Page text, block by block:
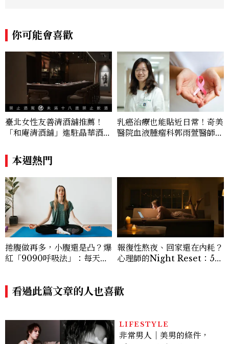
你可能會喜歡
臺北女性友善清酒舖推薦！
「和庵清酒舖」進駐晶華酒
180元起輕鬆微醺
乳癌治療也能貼近日常！奇美
醫院血液腫瘤科郭雨萱醫師分
本週熱門
捲腹做再多，小腹還是凸？爆
紅「9090呼吸法」：每天躺
報復性熬夜、回家還在內耗？
心理師的Night Reset：5個
看過此篇文章的人也喜歡
LIFESTYLE
非常男人｜美男的條件，